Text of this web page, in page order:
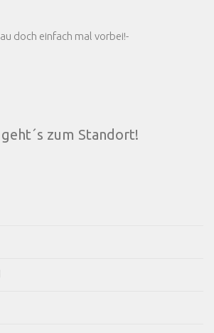
doch einfach mal vorbei!-
zum Standort!